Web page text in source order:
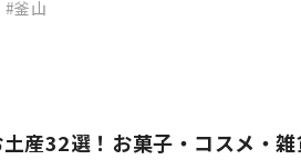
釜山
産32選！お菓子・コスメ・雑